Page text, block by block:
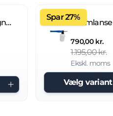
Fliseimprægnering IC 20 L brugsklar
Spar 27%
790,00 kr.
1.195,00 kr.
Ekskl. moms
Vælg variant